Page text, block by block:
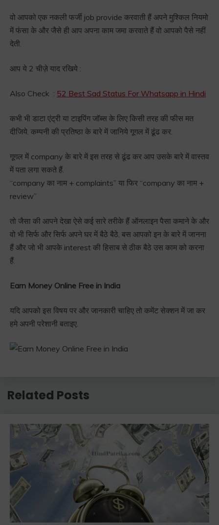
वो आपको एक नकली फर्जी job provide करवाती हैं अपने मुश्किल नियमो
में फंसा के और जैसे ही आप अपना काम जमा करवाते हैं वो आपको पैसे नहीं
देती.
आप ये 2 चीज़े याद रखिये :
Also Check : 52 Best Sad Status For Whatsapp in Hindi
कभी भी डाटा एंट्री या टाइपिंग जॉब्स के लिए किसी तरह की फीस मत
दीजिये. कम्पनी की प्रतिष्ठा के बारे में जानिये गूगल में ढूंढ कर.
गूगल में company के बारे में इस तरह से ढूंढ कर आप उसके बारे में वास्तव
में पता लगा सकते हैं.
“company का नाम + complaints” या फिर “company का नाम +
review”
तो जैसा की आपने देखा ऐसे कई सारे तरीके हैं ऑनलाइन पैसा कमाने के और
वो भी सिर्फ और सिर्फ अपने घर में बैठे बैठे. बस आपको इन के बारे में जानना
हैं और जो भी आपके interest की हिसाब से ठीक बैठे उस काम को करना
हैं.
Earn Money Online Free in India
यदि आपको इस विषय पर और जानकारी चाहिए तो कमेंट सेक्शन में जा कर
हमे अपनी परेशानी बताइए.
Related Posts